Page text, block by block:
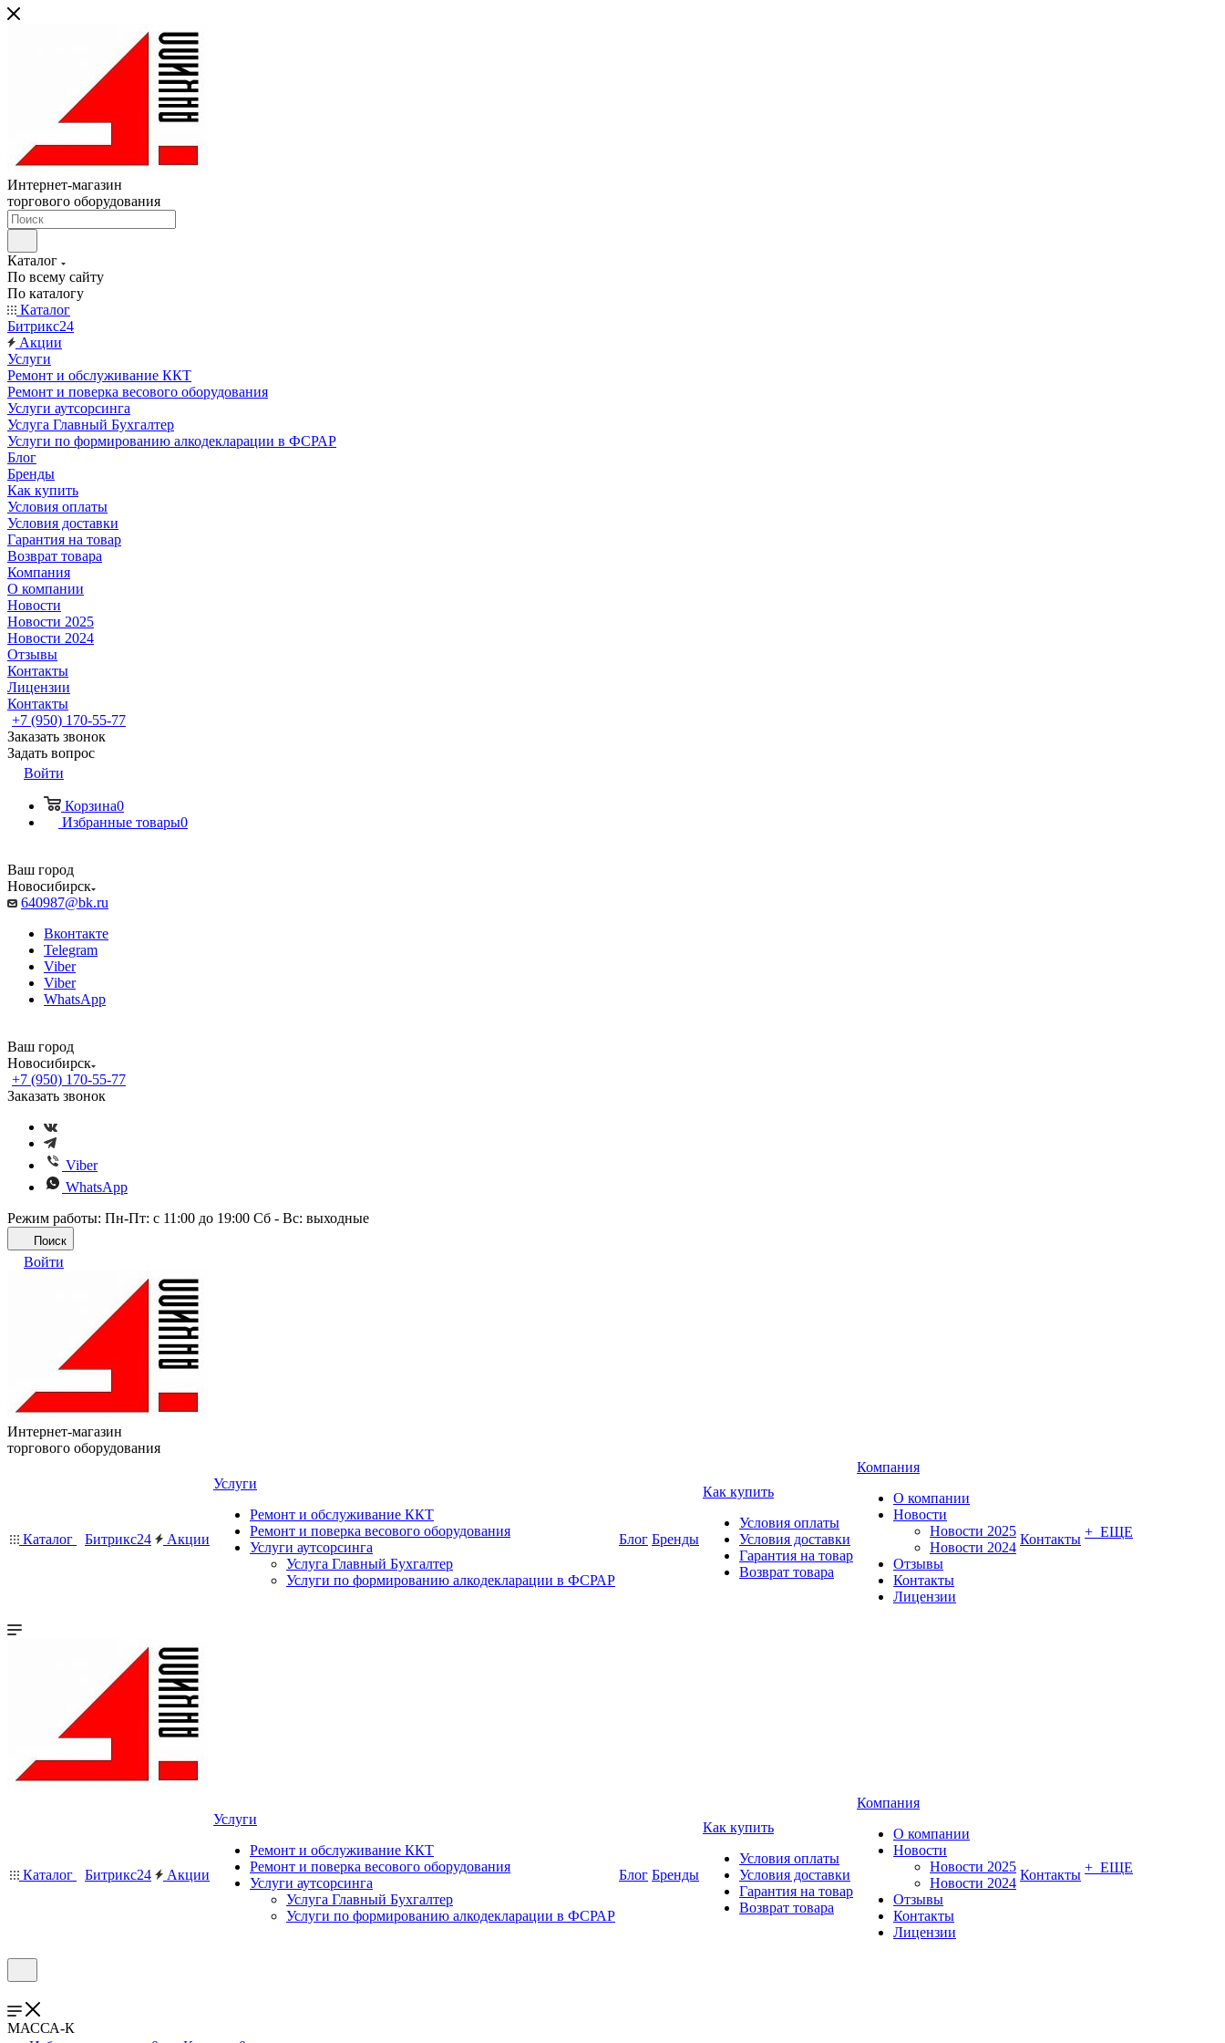
Интернет-магазин
торгового оборудования
Каталог
По всему сайту
По каталогу
Каталог
Битрикс24
Акции
Услуги
Ремонт и обслуживание ККТ
Ремонт и поверка весового оборудования
Услуги аутсорсинга
Услуга Главный Бухгалтер
Услуги по формированию алкодекларации в ФСРАР
Блог
Бренды
Как купить
Условия оплаты
Условия доставки
Гарантия на товар
Возврат товара
Компания
О компании
Новости
Новости 2025
Новости 2024
Отзывы
Контакты
Лицензии
Контакты
+7 (950) 170-55-77
Заказать звонок
Задать вопрос
Войти
Корзина0
Избранные товары0
Ваш город
Новосибирск
640987@bk.ru
Вконтакте
Telegram
Viber
Viber
WhatsApp
Ваш город
Новосибирск
+7 (950) 170-55-77
Заказать звонок
Viber
WhatsApp
Режим работы: Пн-Пт: с 11:00 до 19:00 Сб - Вс: выходные
Поиск
Войти
Интернет-магазин
торгового оборудования
Каталог Битрикс24 Акции
Услуги
Ремонт и обслуживание ККТ
Ремонт и поверка весового оборудования
Услуги аутсорсинга
Услуга Главный Бухгалтер
Услуги по формированию алкодекларации в ФСРАР
Блог Бренды
Как купить
Условия оплаты
Условия доставки
Гарантия на товар
Возврат товара
Компания
О компании
Новости
Новости 2025
Новости 2024
Отзывы
Контакты
Лицензии
Контакты + ЕЩЕ
Каталог Битрикс24 Акции
Услуги
Ремонт и обслуживание ККТ
Ремонт и поверка весового оборудования
Услуги аутсорсинга
Услуга Главный Бухгалтер
Услуги по формированию алкодекларации в ФСРАР
Блог Бренды
Как купить
Условия оплаты
Условия доставки
Гарантия на товар
Возврат товара
Компания
О компании
Новости
Новости 2025
Новости 2024
Отзывы
Контакты
Лицензии
Контакты + ЕЩЕ
МАССА-К